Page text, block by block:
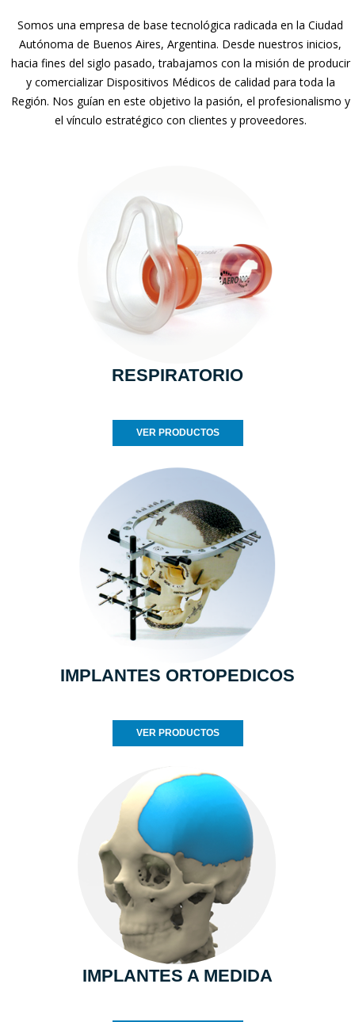
Somos una empresa de base tecnológica radicada en la Ciudad
Autónoma de Buenos Aires, Argentina. Desde nuestros inicios,
hacia fines del siglo pasado, trabajamos con la misión de producir
y comercializar Dispositivos Médicos de calidad para toda la
Región. Nos guían en este objetivo la pasión, el profesionalismo y
el vínculo estratégico con clientes y proveedores.
RESPIRATORIO
VER PRODUCTOS
IMPLANTES ORTOPEDICOS
VER PRODUCTOS
IMPLANTES A MEDIDA